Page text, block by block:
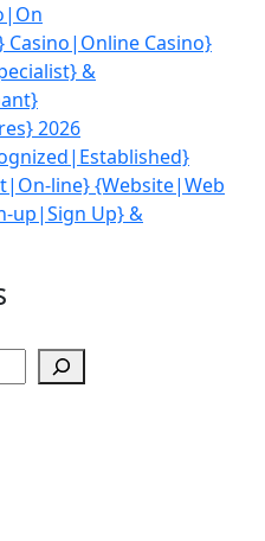
Casino}
&
2026
line} {Website|Web
up|Sign Up} &